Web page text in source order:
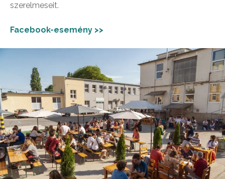
szerelmeseit.
Facebook-esemény >>